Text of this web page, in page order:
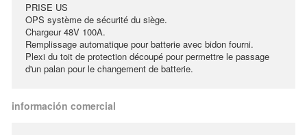
PRISE US
OPS système de sécurité du siège.
Chargeur 48V 100A.
Remplissage automatique pour batterie avec bidon fourni.
Plexi du toit de protection découpé pour permettre le passage
d'un palan pour le changement de batterie.
información comercial